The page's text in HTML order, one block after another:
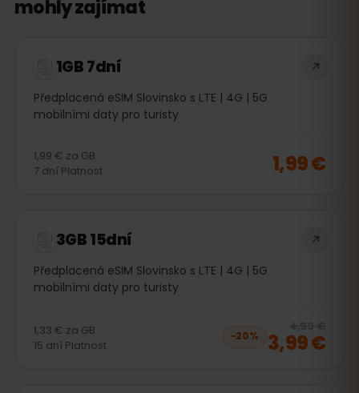
mohly zajímat
1GB 7dní
Předplacená eSIM Slovinsko s LTE | 4G | 5G
mobilními daty pro turisty
1,99 € za GB
7 dní Platnost 1,99 €
3GB 15dní
Předplacená eSIM Slovinsko s LTE | 4G | 5G
mobilními daty pro turisty
1,33 € za GB
15 dní Platnost
−20%
4,99 €
3,99 €